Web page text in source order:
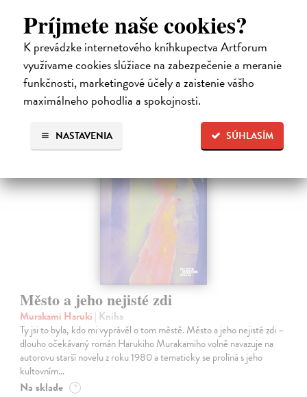
Príjmete naše cookies?
K prevádzke internetového kníhkupectva Artforum
využívame cookies slúžiace na zabezpečenie a meranie
funkčnosti, marketingové účely a zaistenie vášho
maximálneho pohodlia a spokojnosti.
SÚHLASÍM
NASTAVENIA
zamysleniu sa nad veľkými témami, ako sú identita, sloboda, čas či…
Na sklade
12,30 €
12,95 € ?
na sklade
novinka
Město a jeho nejisté zdi
Murakami Haruki | Kniha
Ty jsi to byla, kdo mi vyprávěl o tom městě. Město a jeho nejisté zdi –
dlouho očekávaný román Harukiho Murakamiho volně navazuje na
autorovu starší novelu z roku 1980 a tematicky se prolíná s jeho
kultovním…
Na sklade ?